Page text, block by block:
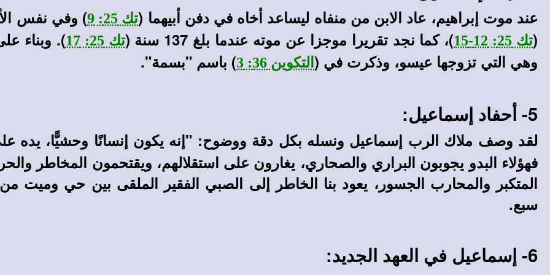
عند موت إبراهيم، عاد الابن من منفاه ليساعد أخاه في دفن أبيهما (تك 25: 9
) وفي نفس
(تك 25: 12-15 )، كما نجد تقريرا موجزا عن موته عندما بلغ 137 سنة ( تك 25: 17
). وبناء
وهي التي تزوجها عيسو، وذكرت في ( التكوين 36: 3 ) باسم "بسمة".
5- أحفاد إسماعيل:
لقد وصف ملاك الرب إسماعيل ونسله بكل دقة ووضوح: "إنه يكون إنسانًا وحشيًّا، يده
فهؤلاء البدو يجوبون البراري والصحاري، يغارون على استقلالهم، ويقتحمون المخاطر
المتكبر والمحارب الجسور، يعود بنا الخاطر إلى الصبي الفقير الملقى بين حي
سبع.
6- إسماعيل في العهد الجديد: